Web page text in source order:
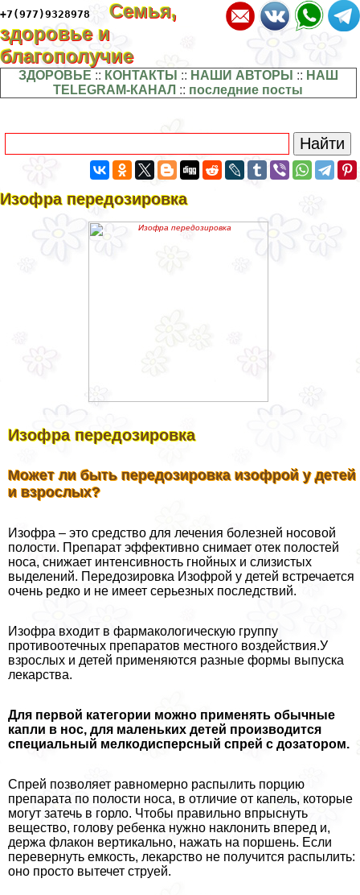
+7(977)9328978
Семья,
здоровье и
благополучие
ЗДОРОВЬЕ :: КОНТАКТЫ :: НАШИ АВТОРЫ :: НАШ
TELEGRAM-КАНАЛ :: последние посты
Изофра передозировка
Изофра передозировка
Может ли быть передозировка изофрой у детей
и взрослых?
Изофра – это средство для лечения болезней носовой
полости. Препарат эффективно снимает отек полостей
носа, снижает интенсивность гнойных и слизистых
выделений. Передозировка Изофрой у детей встречается
очень редко и не имеет серьезных последствий.
Изофра входит в фармакологическую группу
противоотечных препаратов местного воздействия.У
взрослых и детей применяются разные формы выпуска
лекарства.
Для первой категории можно применять обычные
капли в нос, для маленьких детей производится
специальный мелкодисперсный спрей с дозатором.
Спрей позволяет равномерно распылить порцию
препарата по полости носа, в отличие от капель, которые
могут затечь в горло. Чтобы правильно впрыснуть
вещество, голову ребенка нужно наклонить вперед и,
держа флакон вертикально, нажать на поршень. Если
перевернуть емкость, лекарство не получится распылить:
оно просто вытечет струей.